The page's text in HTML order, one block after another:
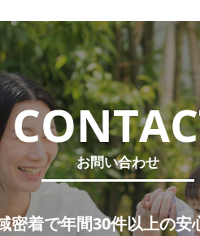
お問い合わせ
密着で年間30件以上の安